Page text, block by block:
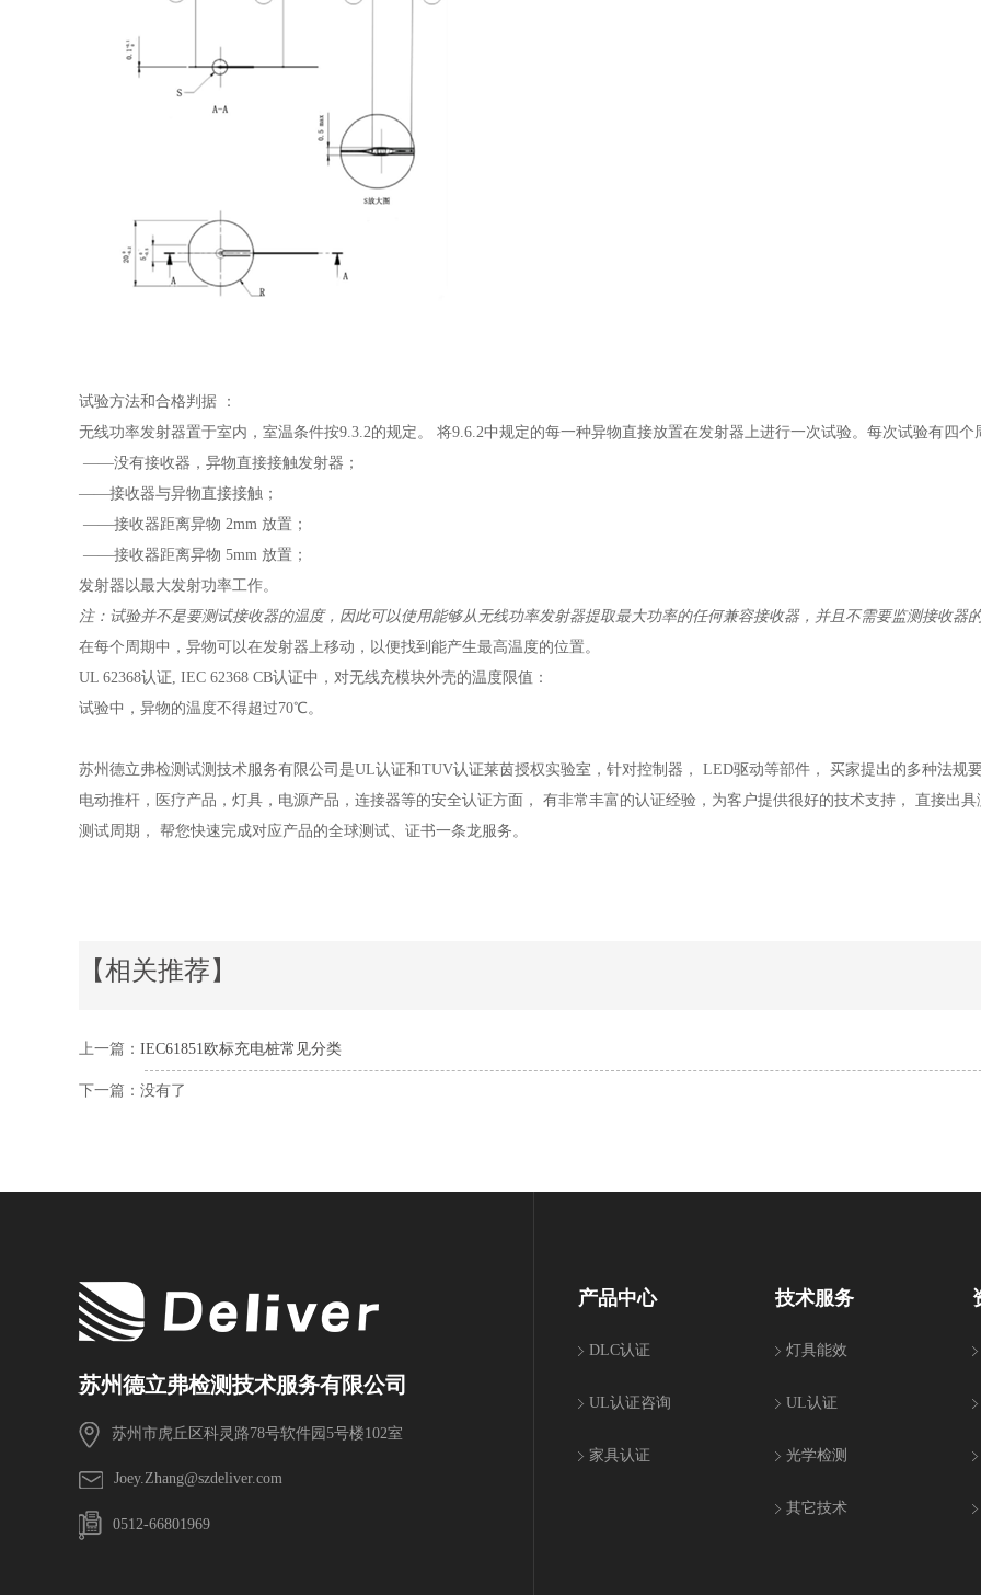
试验方法和合格判据 ：
无线功率发射器置于室内，室温条件按9.3.2的规定。 将9.6.2中规定的每一种异物直接放置在发射器上进行一次试验。每次试验有四个
——没有接收器，异物直接接触发射器；
——接收器与异物直接接触；
——接收器距离异物 2mm 放置；
——接收器距离异物 5mm 放置；
发射器以最大发射功率工作。
注：试验并不是要测试接收器的温度，因此可以使用能够从无线功率发射器提取最大功率的任何兼容接收器，并且不需要监测接收器
在每个周期中，异物可以在发射器上移动，以便找到能产生最高温度的位置。
UL 62368认证, IEC 62368 CB认证中，对无线充模块外壳的温度限值：
试验中，异物的温度不得超过70℃。
苏州德立弗检测试测技术服务有限公司是UL认证和TUV认证莱茵授权实验室，针对控制器， LED驱动等部件， 买家提出的多种法规
电动推杆，医疗产品，灯具，电源产品，连接器等的安全认证方面， 有非常丰富的认证经验，为客户提供很好的技术支持， 直接出
测试周期， 帮您快速完成对应产品的全球测试、证书一条龙服务。
【相关推荐】
上一篇： IEC61851欧标充电桩常见分类
下一篇：没有了
苏州德立弗检测技术服务有限公司
苏州市虎丘区科灵路78号软件园5号楼102室
Joey.Zhang@szdeliver.com
0512-66801969
产品中心
DLC认证
UL认证咨询
家具认证
技术服务
灯具能效
UL认证
光学检测
其它技术